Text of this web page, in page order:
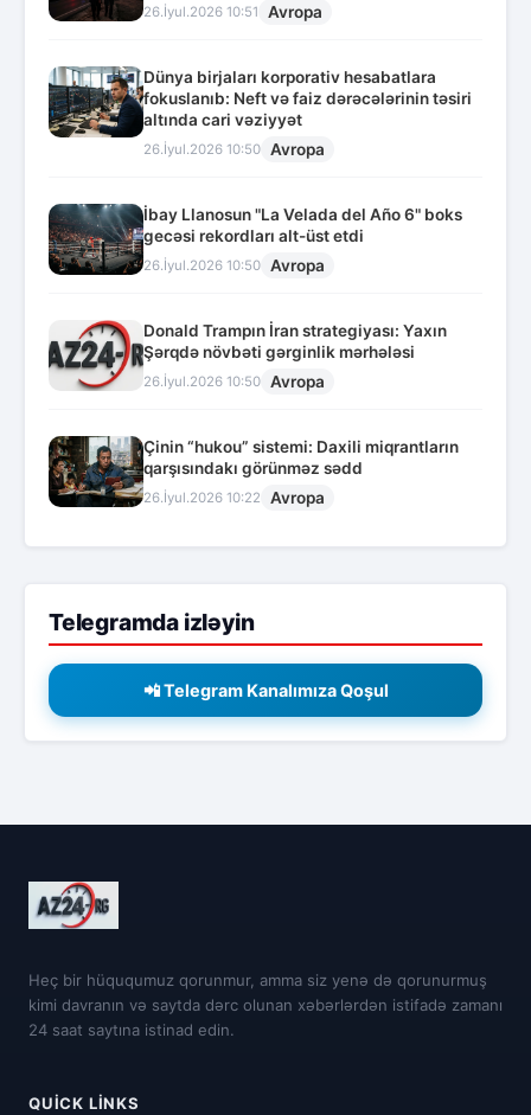
26.İyul.2026 10:51 Avropa
Dünya birjaları korporativ hesabatlara
fokuslanıb: Neft və faiz dərəcələrinin təsiri
altında cari vəziyyət
26.İyul.2026 10:50 Avropa
İbay Llanosun "La Velada del Año 6" boks
gecəsi rekordları alt-üst etdi
26.İyul.2026 10:50 Avropa
Donald Trampın İran strategiyası: Yaxın
Şərqdə növbəti gərginlik mərhələsi
26.İyul.2026 10:50 Avropa
Çinin “hukou” sistemi: Daxili miqrantların
qarşısındakı görünməz sədd
26.İyul.2026 10:22 Avropa
Telegramda izləyin
📲 Telegram Kanalımıza Qoşul
Heç bir hüququmuz qorunmur, amma siz yenə də qorunurmuş
kimi davranın və saytda dərc olunan xəbərlərdən istifadə zamanı
24 saat saytına istinad edin.
QUICK LINKS